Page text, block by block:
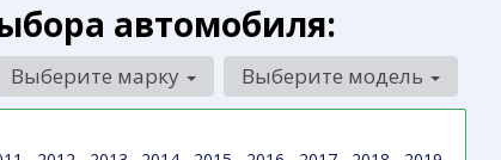
автомобиля:
Выберите марку Выберите модель